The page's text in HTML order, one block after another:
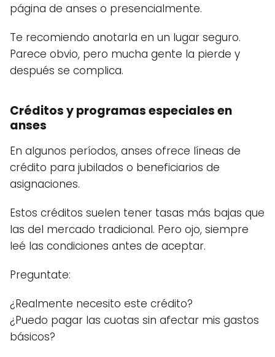
página de anses o presencialmente.
Te recomiendo anotarla en un lugar seguro.
Parece obvio, pero mucha gente la pierde y
después se complica.
Créditos y programas especiales en
anses
En algunos períodos, anses ofrece líneas de
crédito para jubilados o beneficiarios de
asignaciones.
Estos créditos suelen tener tasas más bajas que
las del mercado tradicional. Pero ojo, siempre
leé las condiciones antes de aceptar.
Preguntate:
¿Realmente necesito este crédito?
¿Puedo pagar las cuotas sin afectar mis gastos
básicos?